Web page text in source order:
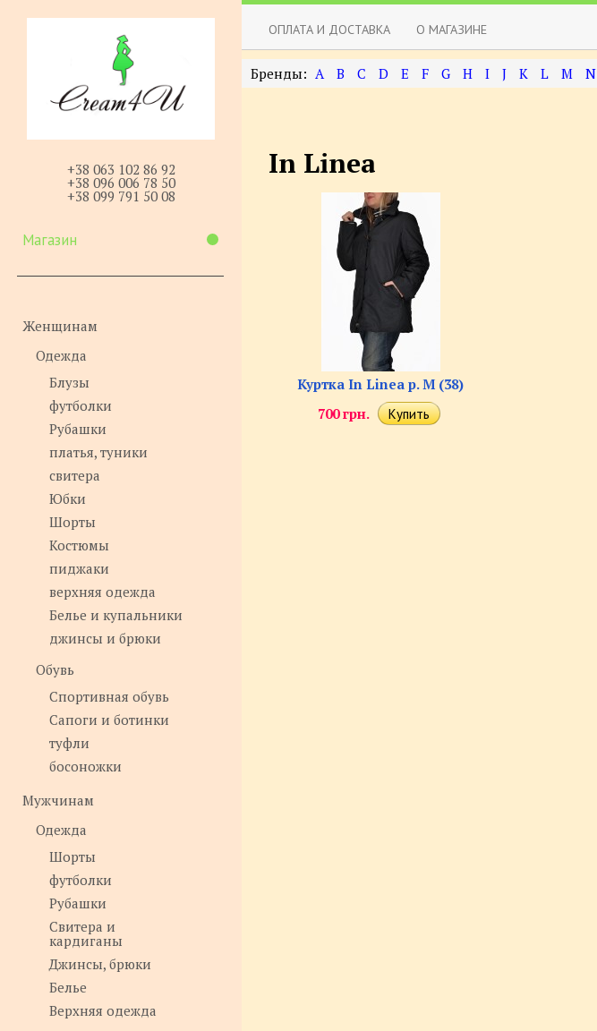
+38 063 102 86 92
+38 096 006 78 50
+38 099 791 50 08
Магазин
Женщинам
Одежда
Блузы
футболки
Рубашки
платья, туники
свитера
Юбки
Шорты
Костюмы
пиджаки
верхняя одежда
Белье и купальники
джинсы и брюки
Обувь
Спортивная обувь
Сапоги и ботинки
туфли
босоножки
Мужчинам
Одежда
Шорты
футболки
Рубашки
Свитера и
кардиганы
Джинсы, брюки
Белье
Верхняя одежда
ОПЛАТА И ДОСТАВКА О МАГАЗИНЕ
A B C D E F G H I J K L M N
In Linea
Куртка In Linea р. M (38)
700 грн.